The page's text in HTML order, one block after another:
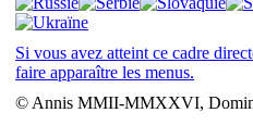
Si vous avez atteint ce cadre
faire apparaître les menus.
© Annis MMII-MMXXVI,